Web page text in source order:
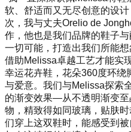
软、舒适而又无尽创意的设
次，我与丈夫Orelio de
作，他也是我们品牌的鞋子
一切可能，打造出我们所能
借助Melissa卓越工艺才能实
幸运花卉鞋，花朵360度环绕
与爱意。我们与Melissa探索
的渐变效果—从不透明渐变
物，精致得如同玻璃，贴肤
们穿上这双鞋时，能感受到